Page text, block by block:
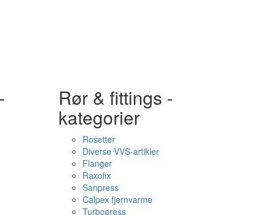
Rør & fittings -
kategorier
Rosetter
Diverse VVS-artikler
Flanger
Raxofix
Sanpress
Calpex fjernvarme
Turbopress